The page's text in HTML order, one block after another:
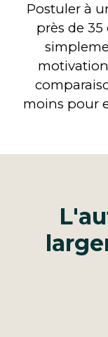
Postuler à
près de
moins pour